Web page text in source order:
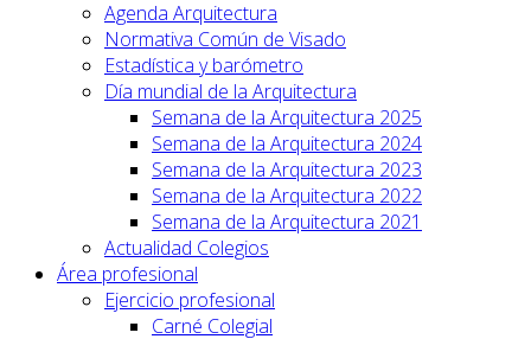
Agenda Arquitectura
Normativa Común de Visado
Estadística y barómetro
Día mundial de la Arquitectura
Semana de la Arquitectura 2025
Semana de la Arquitectura 2024
Semana de la Arquitectura 2023
Semana de la Arquitectura 2022
Semana de la Arquitectura 2021
Actualidad Colegios
Área profesional
Ejercicio profesional
Carné Colegial